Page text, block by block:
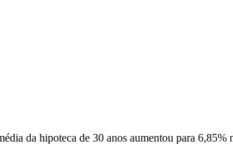
da hipoteca de 30 anos aumentou para